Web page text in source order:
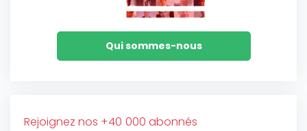
Qui sommes-nous
Rejoignez nos +40 000 abonnés